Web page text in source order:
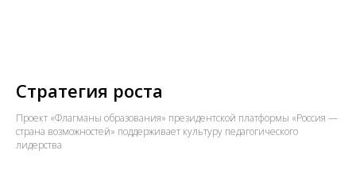
Стратегия роста
Проект «Флагманы образования» президентской платформы «Россия —
страна возможностей» поддерживает культуру педагогического
лидерства